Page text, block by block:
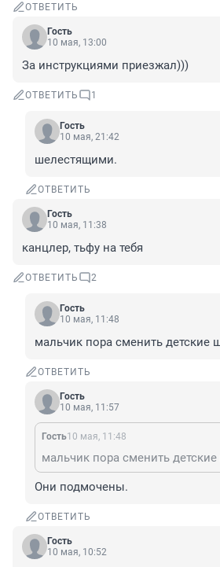
ОТВЕТИТЬ
Гость
10 мая, 13:00
За инструкциями приезжал)))
ОТВЕТИТЬ 1
Гость
10 мая, 21:42
шелестящими.
ОТВЕТИТЬ
Гость
10 мая, 11:38
канцлер, тьфу на тебя
ОТВЕТИТЬ 2
Гость
10 мая, 11:48
мальчик пора сменить детские
ОТВЕТИТЬ
Гость
10 мая, 11:57
Гость10 мая, 11:48
мальчик пора сменить
Они подмочены.
ОТВЕТИТЬ
Гость
10 мая, 10:52